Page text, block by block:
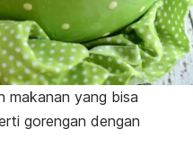
makanan yang bisa
gorengan dengan